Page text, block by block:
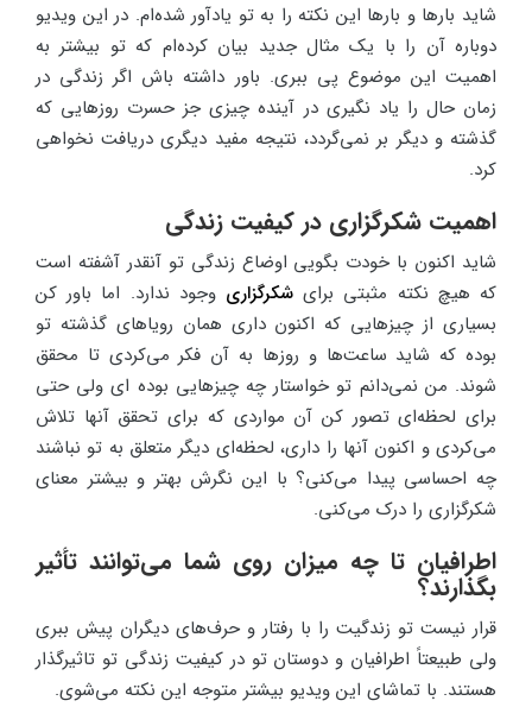
شاید بارها و بارها این نکته را به تو یادآور شده‌ام. در این ویدیو
دوباره آن را با یک مثال جدید بیان کرده‌ام که تو بیشتر به
اهمیت این موضوع پی ببری. باور داشته باش اگر زندگی در
زمان حال را یاد نگیری در آینده چیزی جز حسرت روزهایی که
گذشته و دیگر بر نمی‌گردد، نتیجه مفید دیگری دریافت نخواهی
کرد.
اهمیت شکرگزاری در کیفیت زندگی
شاید اکنون با خودت بگویی اوضاع زندگی تو آنقدر آشفته است
که هیچ نکته مثبتی برای شکرگزاری وجود ندارد. اما باور کن
بسیاری از چیزهایی که اکنون داری همان رویاهای گذشته تو
بوده که شاید ساعت‌ها و روزها به آن فکر می‌کردی تا محقق
شوند. من نمی‌دانم تو خواستار چه چیزهایی بوده ای ولی حتی
برای لحظه‌ای تصور کن آن مواردی که برای تحقق آنها تلاش
می‌کردی و اکنون آنها را داری، لحظه‌ای دیگر متعلق به تو نباشند
چه احساسی پیدا می‌کنی؟ با این نگرش بهتر و بیشتر معنای
شکرگزاری را درک می‌کنی.
اطرافیان تا چه میزان روی شما می‌توانند تأثیر
بگذارند؟
قرار نیست تو زندگیت را با رفتار و حرف‌های دیگران پیش ببری
ولی طبیعتاً اطرافیان و دوستان تو در کیفیت زندگی تو تاثیرگذار
هستند. با تماشای این ویدیو بیشتر متوجه این نکته می‌شوی.